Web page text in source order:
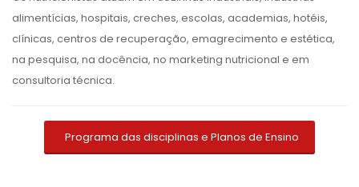
alimentícias, hospitais, creches, escolas, academias, hotéis,
clínicas, centros de recuperação, emagrecimento e estética,
na pesquisa, na docência, no marketing nutricional e em
consultoria técnica.
Programa das disciplinas e Planos de Ensino